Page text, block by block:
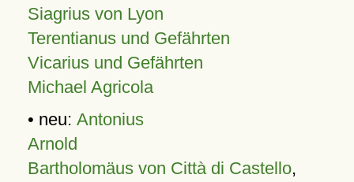
Siagrius von Lyon
Terentianus und Gefährten
Vicarius und Gefährten
Michael Agricola
• neu: Antonius
Arnold
Bartholomäus von Città di Castello,